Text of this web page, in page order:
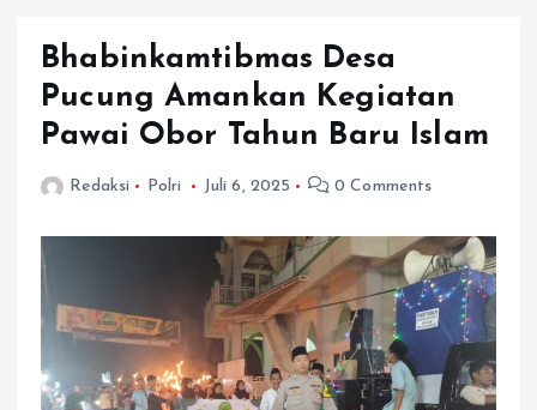
Bhabinkamtibmas Desa
Pucung Amankan Kegiatan
Pawai Obor Tahun Baru Islam
Redaksi Polri Juli 6, 2025 0 Comments